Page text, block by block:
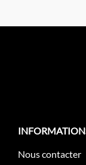
Nous contacter